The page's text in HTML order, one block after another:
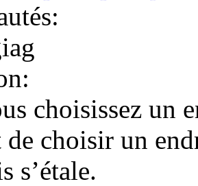
choisissez un
choisir un
s’étale.